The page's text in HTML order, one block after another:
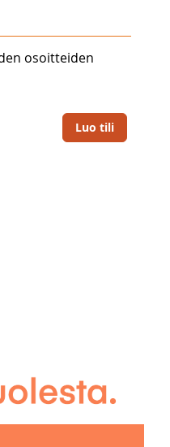
osoitteiden
Luo tili